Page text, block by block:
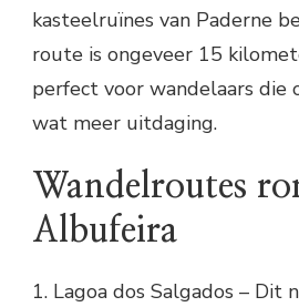
kasteelruïnes van Paderne
route is ongeveer 15
perfect voor wandelaars die
wat meer uitdaging.
Wandelroutes
Albufeira
1. Lagoa dos Salgados – Dit